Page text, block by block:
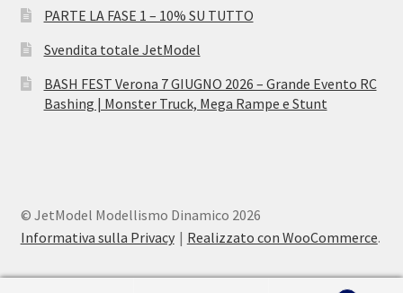
PARTE LA FASE 1 – 10% SU TUTTO
Svendita totale JetModel
BASH FEST Verona 7 GIUGNO 2026 – Grande Evento RC
Bashing | Monster Truck, Mega Rampe e Stunt
© JetModel Modellismo Dinamico 2026
Informativa sulla Privacy
Realizzato con WooCommerce.